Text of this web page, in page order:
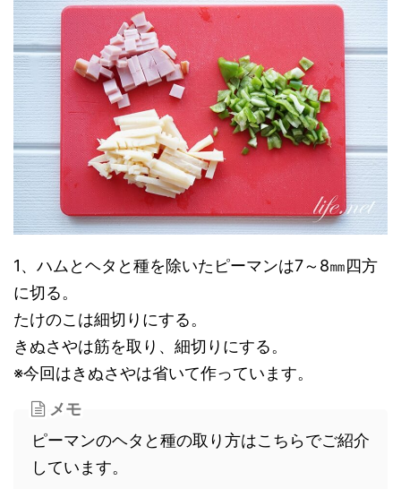
1、ハムとヘタと種を除いたピーマンは7～8㎜四方
に切る。
たけのこは細切りにする。
きぬさやは筋を取り、細切りにする。
※今回はきぬさやは省いて作っています。
メモ
ピーマンのヘタと種の取り方はこちらでご紹介
しています。